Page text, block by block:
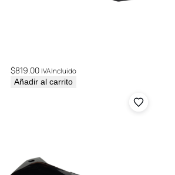
$819.00 IVA Incluido
Añadir al carrito